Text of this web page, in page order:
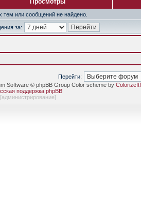
Просмотры
тем или сообщений не найдено.
за:
Перейти:
Software © phpBB Group Color scheme by ColorizeIt!
поддержка phpBB
[администрирование]